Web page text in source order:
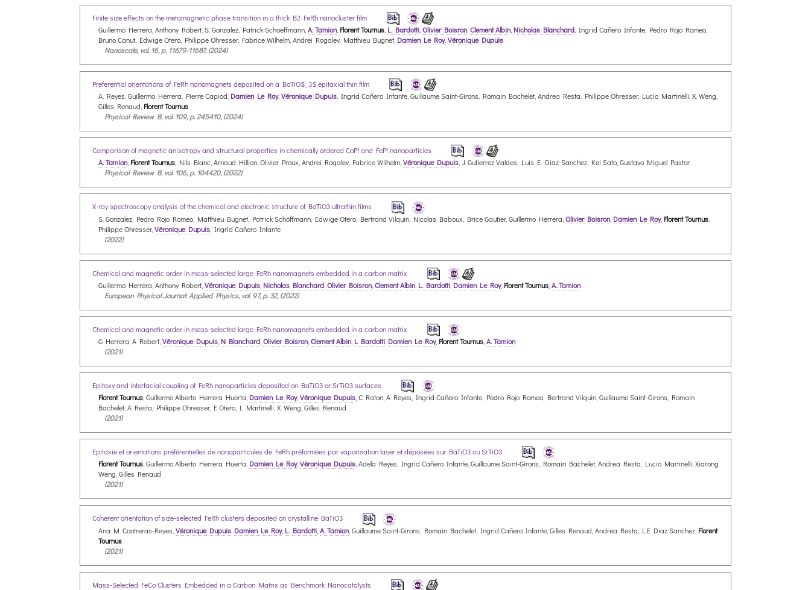
Finite size effects on the metamagnetic phase transition in a thick B2 FeRh nanocluster film
Guillermo Herrera, Anthony Robert, S. Gonzalez, Patrick Schoeffmann, A. Tamion Florent Tournus L. Bardotti Olivier Boisron Clement Albin Nicholas Blanchard , Ingrid Cañero Infante, Pedro Rojo Romeo,
Bruno Canut, Edwige Otero, Philippe Ohresser, Fabrice Wilhelm, Andrei Rogalev, Matthieu Bugnet, Damien Le Roy, Véronique Dupuis
Nanoscale, vol. 16, p. 11679-11687, (2024)
Preferential orientations of FeRh nanomagnets deposited on a BaTiO$_3$ epitaxial thin film
A. Reyes, Guillermo Herrera, Pierre Capiod, Damien Le Roy, Véronique Dupuis , Ingrid Cañero Infante, Guillaume Saint-Girons, Romain Bachelet, Andrea Resta, Philippe Ohresser, Lucio Martinelli, X. Weng,
Gilles Renaud, Florent Tournus
Physical Review B, vol. 109, p. 245410, (2024)
Comparison of magnetic anisotropy and structural properties in chemically ordered CoPt and FePt nanoparticles
A. Tamion, Florent Tournus, Nils Blanc, Arnaud Hillion, Olivier Proux, Andrei Rogalev, Fabrice Wilhelm,Véronique Dupuis, J. Gutierrez Valdes, Luis E. Diaz-Sanchez, Kei Sato, Gustavo Miguel Pastor
Physical Review B, vol. 106, p. 104420, (2022)
X-ray spectroscopy analysis of the chemical and electronic structure of BaTiO3 ultrathin films
S. Gonzalez, Pedro Rojo Romeo, Matthieu Bugnet, Patrick Schöffmann, Edwige Otero, Bertrand Vilquin, Nicolas Baboux, Brice Gautier, Guillermo Herrera, Olivier Boisron Damien Le Roy, Florent Tournus
Philippe Ohresser, Véronique Dupuis , Ingrid Cañero Infante
(2022)
Chemical and magnetic order in mass-selected large FeRh nanomagnets embedded in a carbon matrix
Guillermo Herrera, Anthony Robert, Véronique Dupuis Nicholas Blanchard Olivier Boisron Clement Albin L. Bardotti Damien Le Roy, Florent Tournus A. Tamion
European Physical Journal: Applied Physics, vol. 97, p. 32, (2022)
Chemical and magnetic order in mass-selected large FeRh nanomagnets embedded in a carbon matrix
G Herrera, A Robert, Véronique Dupuis N Blanchard Olivier Boisron Clement Albin L Bardotti Damien Le Roy, Florent Tournus A. Tamion
(2021)
Epitaxy and interfacial coupling of FeRh nanoparticles deposited on BaTiO3 or SrTiO3 surfaces
Florent Tournus, Guillermo Alberto Herrera Huerta, Damien Le Roy,Véronique Dupuis, C Raton, A Reyes, Ingrid Cañero Infante, Pedro Rojo Romeo, Bertrand Vilquin, Guillaume Saint-Girons, Romain
Bachelet, A Resta, Philippe Ohresser, E Otero, L Martinelli, X. Weng, Gilles Renaud
(2021)
Epitaxie et orientations préférentielles de nanoparticules de FeRh préformées par vaporisation laser et déposées sur BaTiO3 ou SrTiO3
Florent Tournus, Guillermo Alberto Herrera Huerta, Damien Le Roy,Véronique Dupuis, Adela Reyes, Ingrid Cañero Infante, Guillaume Saint-Girons, Romain Bachelet, Andrea Resta, Lucio Martinelli, Xiarong
Weng, Gilles Renaud
(2021)
Coherent orientation of size-selected FeRh clusters deposited on crystalline BaTiO3
Ana M. Contreras-Reyes, Véronique Dupuis Damien Le Roy, L. Bardotti A. Tamion , Guillaume Saint-Girons, Romain Bachelet, Ingrid Cañero Infante, Gilles Renaud, Andrea Resta, L.E Diaz Sanchez, Florent
Tournus
(2021)
Mass-Selected FeCo Clusters Embedded in a Carbon Matrix as Benchmark Nanocatalysts